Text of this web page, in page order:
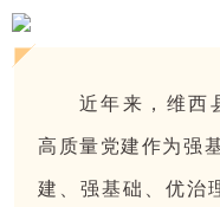
近年来，维西
高质量党建作为强
建、强基础、优治